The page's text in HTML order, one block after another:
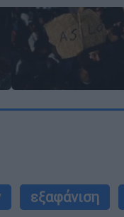
εξαφάνιση